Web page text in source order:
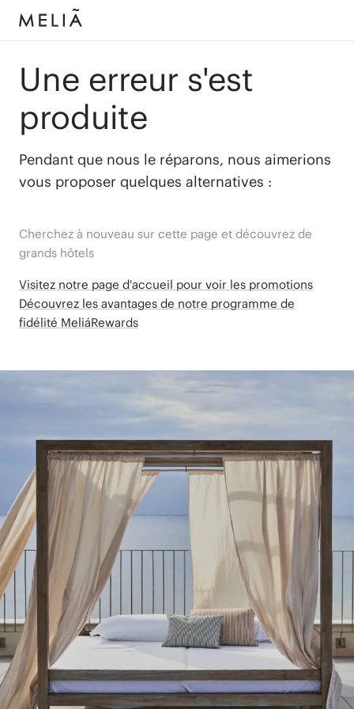
Une erreur s'est
produite
Pendant que nous le réparons, nous aimerions
vous proposer quelques alternatives :
Cherchez à nouveau sur cette page et découvrez de
grands hôtels
Visitez notre page d'accueil pour voir les promotions
Découvrez les avantages de notre programme de
fidélité MeliáRewards